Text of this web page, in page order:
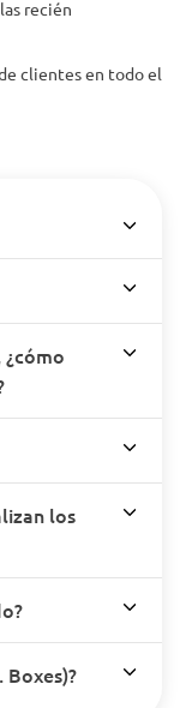
recién
clientes en todo el
los
Boxes)?